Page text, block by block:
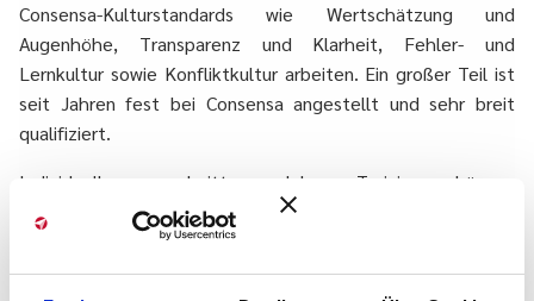
Consensa-Kulturstandards wie Wertschätzung und
Augenhöhe, Transparenz und Klarheit, Fehler- und
Lernkultur sowie Konfliktkultur arbeiten. Ein großer Teil ist
seit Jahren fest bei Consensa angestellt und sehr breit
qualifiziert.
Individuell zugeschnittene Inhouse-Trainings können
selbstverständlich auch „Training on the job“ sein. Je nach
Thema, Zusammensetzung der Gruppe und
Projektaufgaben geben wir innerhalb des Workshops kurze